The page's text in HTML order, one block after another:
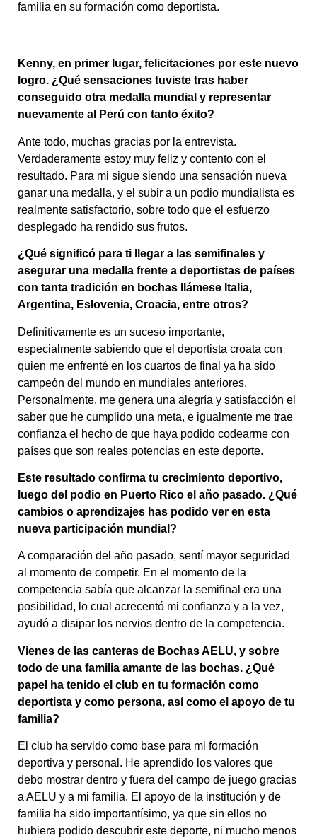
familia en su formación como deportista.
Kenny, en primer lugar, felicitaciones por este nuevo
logro. ¿Qué sensaciones tuviste tras haber
conseguido otra medalla mundial y representar
nuevamente al Perú con tanto éxito?
Ante todo, muchas gracias por la entrevista.
Verdaderamente estoy muy feliz y contento con el
resultado. Para mi sigue siendo una sensación nueva
ganar una medalla, y el subir a un podio mundialista es
realmente satisfactorio, sobre todo que el esfuerzo
desplegado ha rendido sus frutos.
¿Qué significó para ti llegar a las semifinales y
asegurar una medalla frente a deportistas de países
con tanta tradición en bochas llámese Italia,
Argentina, Eslovenia, Croacia, entre otros?
Definitivamente es un suceso importante,
especialmente sabiendo que el deportista croata con
quien me enfrenté en los cuartos de final ya ha sido
campeón del mundo en mundiales anteriores.
Personalmente, me genera una alegría y satisfacción el
saber que he cumplido una meta, e igualmente me trae
confianza el hecho de que haya podido codearme con
países que son reales potencias en este deporte.
Este resultado confirma tu crecimiento deportivo,
luego del podio en Puerto Rico el año pasado. ¿Qué
cambios o aprendizajes has podido ver en esta
nueva participación mundial?
A comparación del año pasado, sentí mayor seguridad
al momento de competir. En el momento de la
competencia sabía que alcanzar la semifinal era una
posibilidad, lo cual acrecentó mi confianza y a la vez,
ayudó a disipar los nervios dentro de la competencia.
Vienes de las canteras de Bochas AELU, y sobre
todo de una familia amante de las bochas. ¿Qué
papel ha tenido el club en tu formación como
deportista y como persona, así como el apoyo de tu
familia?
El club ha servido como base para mi formación
deportiva y personal. He aprendido los valores que
debo mostrar dentro y fuera del campo de juego gracias
a AELU y a mi familia. El apoyo de la institución y de
familia ha sido importantísimo, ya que sin ellos no
hubiera podido descubrir este deporte, ni mucho menos